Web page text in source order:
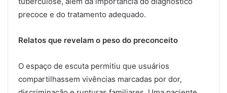
precoce e do tratamento adequado.
Relatos que revelam o peso do preconceito
O espaço de escuta permitiu que usuários
compartilhassem vivências marcadas por dor,